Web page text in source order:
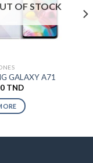
OF STOCK
GALAXY A71
TND